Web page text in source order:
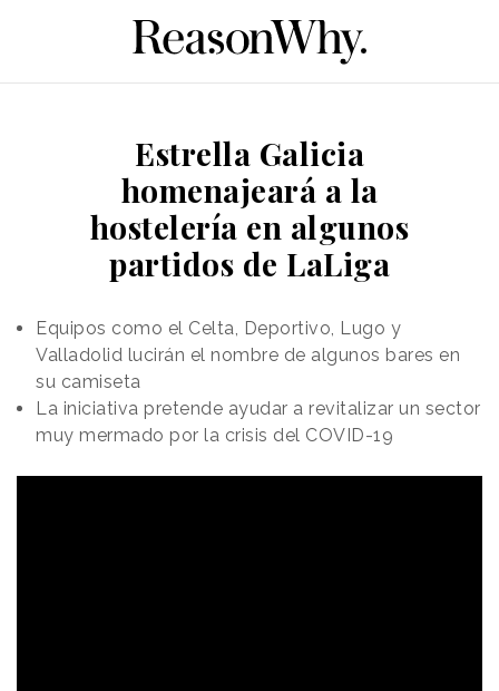
Estrella Galicia
homenajeará a la
hostelería en algunos
partidos de LaLiga
Equipos como el Celta, Deportivo, Lugo y
Valladolid lucirán el nombre de algunos bares en
su camiseta
La iniciativa pretende ayudar a revitalizar un sector
muy mermado por la crisis del COVID-19